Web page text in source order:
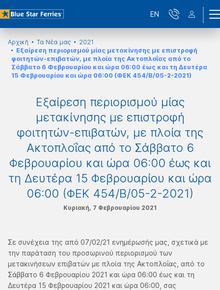
EN
Αρχική Τα Νέα μας
2021
Εξαίρεση περιορισμού μίας μετακίνησης με επιστροφή
φοιτητών-επιβατών, με πλοία της Ακτοπλοΐας από το
Σάββατο 6 Φεβρουαρίου και ώρα 06:00 έως και τη Δευτέρα
15 Φεβρουαρίου και ώρα 06:00 (ΦΕΚ 454/Β/05-2-2021)
Εξαίρεση περιορισμού μίας
μετακίνησης με επιστροφή
φοιτητών-επιβατών, με πλοία της
Ακτοπλοΐας από το Σάββατο 6
Φεβρουαρίου και ώρα 06:00 έως και
τη Δευτέρα 15 Φεβρουαρίου και ώρα
06:00 (ΦΕΚ 454/Β/05-2-2021)
Κυριακή, 7 Φεβρουαρίου 2021
Σε συνέχεια της από 07/02/21 ενημέρωσής μας, σχετικά με
την παράταση του προσωρινού περιορισμού των
μετακινήσεων επιβατών με πλοία της Ακτοπλοΐας, από το
Σάββατο 6 Φεβρουαρίου 2021 και ώρα 06:00 έως και τη
Δευτέρα 15 Φεβρουαρίου 2021 και ώρα 06:00, σας